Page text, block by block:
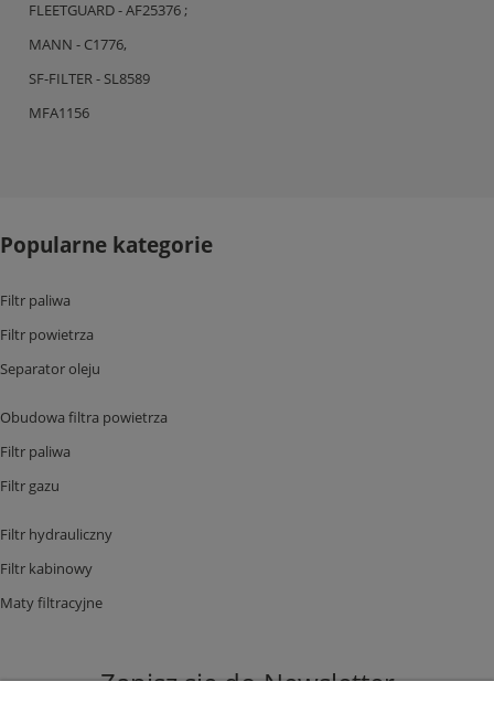
FLEETGUARD - AF25376 ;
MANN - C1776,
SF-FILTER - SL8589
MFA1156
Popularne kategorie
Filtr paliwa
Filtr powietrza
Separator oleju
Obudowa filtra powietrza
Filtr paliwa
Filtr gazu
Filtr hydrauliczny
Filtr kabinowy
Maty filtracyjne
Zapisz się do Newsletter